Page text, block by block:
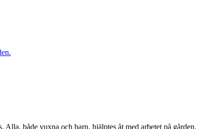
både vuxna och barn, hjälptes åt med arbetet på